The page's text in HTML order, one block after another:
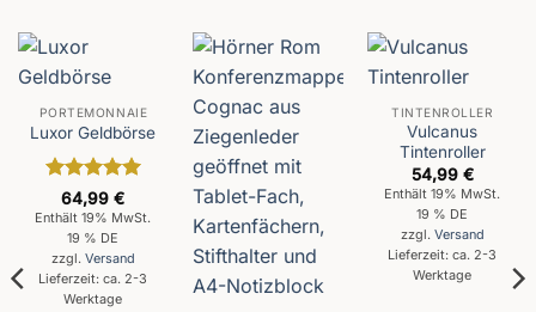
PORTEMONNAIE
Luxor Geldbörse
Bewertet
mit5von
64,99€
Enthält 19% MwSt.
19 % DE
zzgl. Versand
Lieferzeit: ca. 2-3
Werktage
TINTENROLLER
Vulcanus
Tintenroller
54,99 €
Enthält 19% MwSt.
19 % DE
zzgl. Versand
Lieferzeit: ca. 2-3
Werktage